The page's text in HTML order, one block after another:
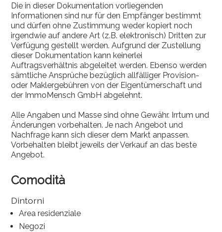
Die in dieser Dokumentation vorliegenden
Informationen sind nur für den Empfänger bestimmt
und dürfen ohne Zustimmung weder kopiert noch
irgendwie auf andere Art (z.B. elektronisch) Dritten zur
Verfügung gestellt werden. Aufgrund der Zustellung
dieser Dokumentation kann keinerlei
Auftragsverhältnis abgeleitet werden. Ebenso werden
sämtliche Ansprüche bezüglich allfälliger Provision-
oder Maklergebühren von der Eigentümerschaft und
der ImmoMensch GmbH abgelehnt.
Alle Angaben und Masse sind ohne Gewähr. Irrtum und
Änderungen vorbehalten. Je nach Angebot und
Nachfrage kann sich dieser dem Markt anpassen.
Vorbehalten bleibt jeweils der Verkauf an das beste
Angebot.
Comodità
Dintorni
Area residenziale
Negozi